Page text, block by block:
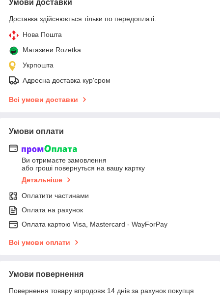
Умови доставки
Доставка здійснюється тільки по передоплаті.
Нова Пошта
Магазини Rozetka
Укрпошта
Адресна доставка кур'єром
Всі умови доставки
Умови оплати
Ви отримаєте замовлення
або гроші повернуться на вашу картку
Детальніше
Оплатити частинами
Оплата на рахунок
Оплата картою Visa, Mastercard - WayForPay
Всі умови оплати
Умови повернення
Повернення товару впродовж 14 днів за рахунок покупця